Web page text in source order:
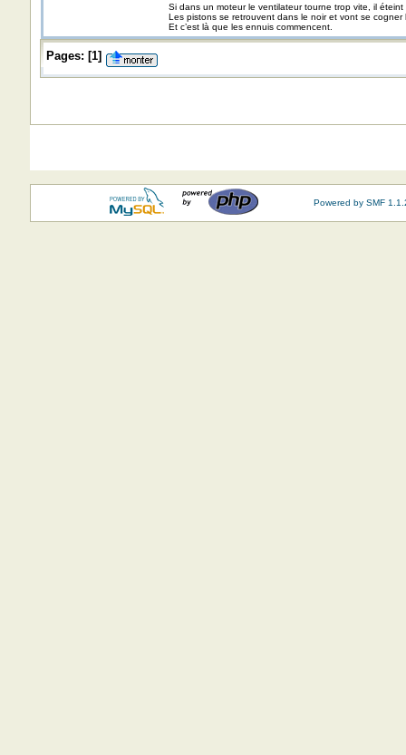
Si dans un moteur le ventilateur tourne trop vite, il éteint
Les pistons se retrouvent dans le noir et vont se
Et c’est là que les ennuis commencent.
Pages: [1]
Powered by SMF